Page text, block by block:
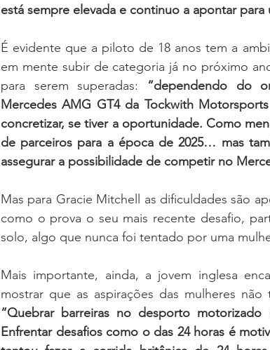
está sempre elevada e continuo a apontar
É evidente que a piloto de 18 anos tem a
em mente subir de categoria já no próximo
para serem superadas: “dependendo do
Mercedes AMG GT4 da Tockwith
concretizar, se tiver a oportunidade. Como
de parceiros para a época de 2025… mas
assegurar a possibilidade de competir no
Mas para Gracie Mitchell as dificuldades são
como o prova o seu mais recente desafio,
solo, algo que nunca foi tentado por uma
Mais importante, ainda, a jovem inglesa
“Quebrar barreiras no desporto
Enfrentar desafios como o das 24 horas é